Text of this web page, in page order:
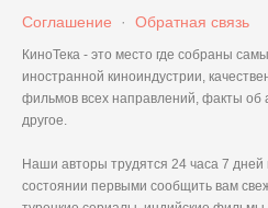
Соглашение · Обратная связь
КиноТека - это место где собраны
иностранной киноиндустрии,
фильмов всех направлений, факты об
другое.
Наши авторы трудятся 24 часа 7
состоянии первыми сообщить вам